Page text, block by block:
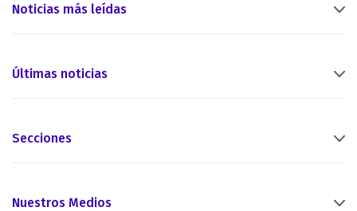
Noticias más leídas
Últimas noticias
Secciones
Nuestros Medios